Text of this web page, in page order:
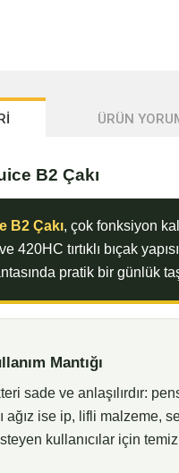
ÜRÜN
B2 Çakı
B2 Çakı, çok fonksiyon
420HC tırtıklı bıçak
pratik bir günlük
Mantığı
sade ve anlaşılırdır:
ağız ise ip, lifli
kullanıcılar için